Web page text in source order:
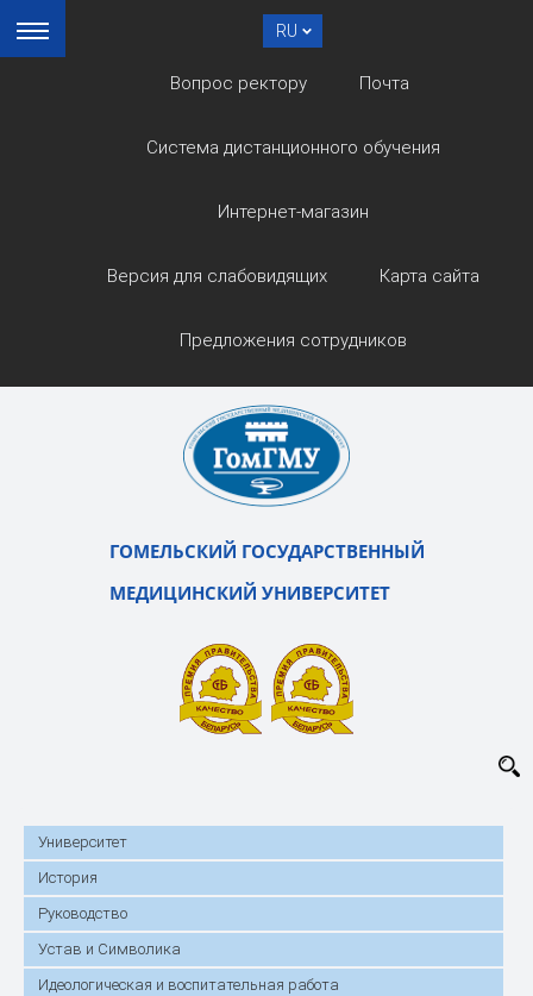
RU
Вопрос ректору Почта
Система дистанционного обучения
Интернет-магазин
Версия для слабовидящих Карта сайта
Предложения сотрудников
ГОМЕЛЬСКИЙ ГОСУДАРСТВЕННЫЙ
МЕДИЦИНСКИЙ УНИВЕРСИТЕТ
Университет
История
Руководство
Устав и Символика
Идеологическая и воспитательная работа